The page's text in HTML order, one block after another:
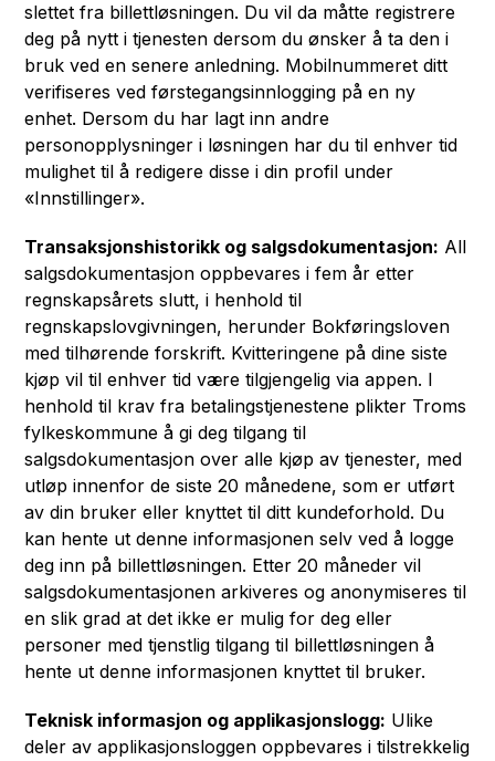
slettet fra billettløsningen. Du vil da måtte registrere
deg på nytt i tjenesten dersom du ønsker å ta den i
bruk ved en senere anledning. Mobilnummeret ditt
verifiseres ved førstegangsinnlogging på en ny
enhet. Dersom du har lagt inn andre
personopplysninger i løsningen har du til enhver tid
mulighet til å redigere disse i din profil under
«Innstillinger».
Transaksjonshistorikk og salgsdokumentasjon: All
salgsdokumentasjon oppbevares i fem år etter
regnskapsårets slutt, i henhold til
regnskapslovgivningen, herunder Bokføringsloven
med tilhørende forskrift. Kvitteringene på dine siste
kjøp vil til enhver tid være tilgjengelig via appen. I
henhold til krav fra betalingstjenestene plikter Troms
fylkeskommune å gi deg tilgang til
salgsdokumentasjon over alle kjøp av tjenester, med
utløp innenfor de siste 20 månedene, som er utført
av din bruker eller knyttet til ditt kundeforhold. Du
kan hente ut denne informasjonen selv ved å logge
deg inn på billettløsningen. Etter 20 måneder vil
salgsdokumentasjonen arkiveres og anonymiseres til
en slik grad at det ikke er mulig for deg eller
personer med tjenstlig tilgang til billettløsningen å
hente ut denne informasjonen knyttet til bruker.
Teknisk informasjon og applikasjonslogg: Ulike
deler av applikasjonsloggen oppbevares i tilstrekkelig